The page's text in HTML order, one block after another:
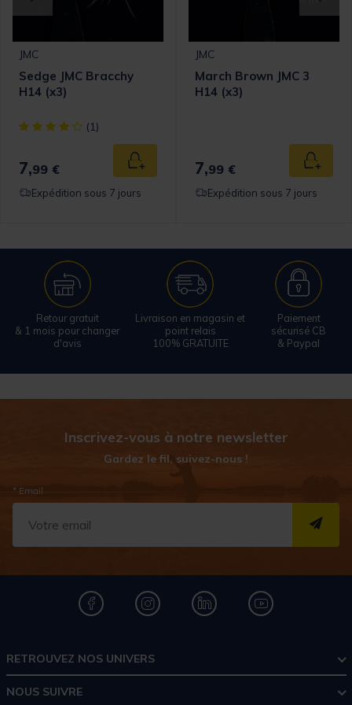
panier
JMC
Sedge JMC Bracchy
H14 (x3)
[object Object] out of 5 Customer Rating
(1)
7,99 € Ajouter au panier
Expédition sous 7 jours
JMC
March Brown JMC 3
H14 (x3)
7,99 €
Expédition sous 7 jours
Retour gratuit
& 1 mois pour changer
d'avis
Livraison en magasin et
point relais
100% GRATUITE
Paiement
sécurisé CB
& Paypal
Inscrivez-vous à notre newsletter
Gardez le fil, suivez-nous !
* Email
RETROUVEZ NOS UNIVERS
NOUS SUIVRE